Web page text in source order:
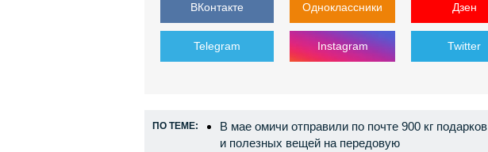
ВКонтакте Одноклассники Дзен
Telegram Instagram Twitter
ПО ТЕМЕ:
В мае омичи отправили по почте 900 кг подарков
и полезных вещей на передовую